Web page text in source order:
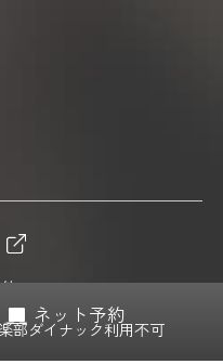
ネット予約
部ダイナック利用不可